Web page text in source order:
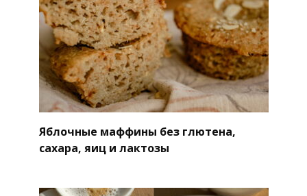
Яблочные маффины без глютена,
сахара, яиц и лактозы